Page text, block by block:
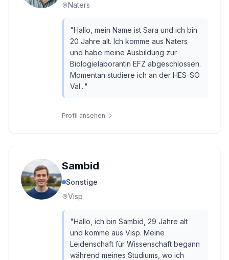
Naters
"Hallo, mein Name ist Sara und ich bin
20 Jahre alt. Ich komme aus Naters
und habe meine Ausbildung zur
Biologielaborantin EFZ abgeschlossen.
Momentan studiere ich an der HES-SO
Val..."
Profil ansehen
Sambid
Sonstige
Visp
"Hallo, ich bin Sambid, 29 Jahre alt
und komme aus Visp. Meine
Leidenschaft für Wissenschaft begann
während meines Studiums, wo ich